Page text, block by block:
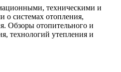
техническими и
о системах отопления,
Обзоры отопительного и
технологий утепления и